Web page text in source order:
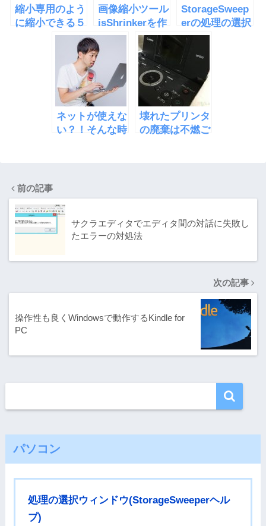
縮小専用のよう
に縮小できる５
０KB縮小用
画像縮小ツール
isShrinkerを作
った
StorageSweep
erの処理の選択
ウィンドウ
ネットが使えな
い？！そんな時
壊れたプリンタ
の廃棄は不燃ご
前の記事
サクラエディタでエディタ間の対話に失敗し
たエラーの対処法
次の記事
操作性も良くWindowsで動作するKindle for
PC
パソコン
処理の選択ウィンドウ(StorageSweeperヘル
プ)